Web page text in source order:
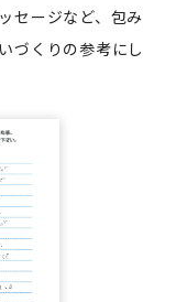
セージなど、包み
づくりの参考にし